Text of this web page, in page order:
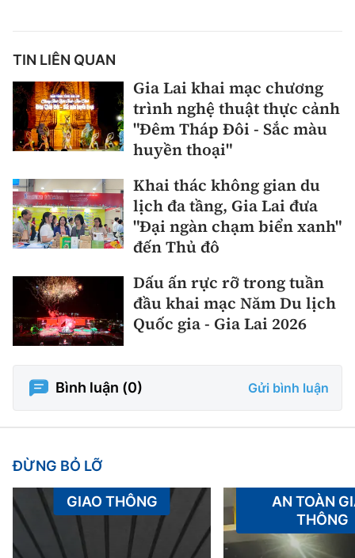
TIN LIÊN QUAN
Gia Lai khai mạc chương
trình nghệ thuật thực cảnh
"Đêm Tháp Đôi - Sắc màu
huyền thoại"
Khai thác không gian du
lịch đa tầng, Gia Lai đưa
"Đại ngàn chạm biển xanh"
đến Thủ đô
Dấu ấn rực rỡ trong tuần
đầu khai mạc Năm Du lịch
Quốc gia - Gia Lai 2026
Bình luận (0) Gửi bình luận
ĐỪNG BỎ LỠ
GIAO THÔNG
AN TOÀN
THÔNG